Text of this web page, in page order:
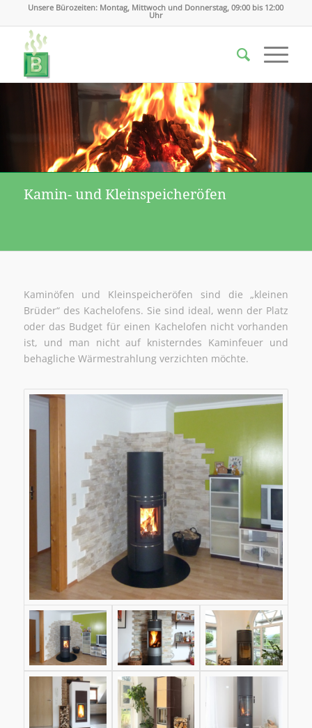
Unsere Bürozeiten: Montag, Mittwoch und Donnerstag, 09:00 bis 12:00
Uhr
Kamin- und Kleinspeicheröfen
Kaminöfen und Kleinspeicheröfen sind die „kleinen
Brüder“ des Kachelofens. Sie sind ideal, wenn der Platz
oder das Budget für einen Kachelofen nicht vorhanden
ist, und man nicht auf knisterndes Kaminfeuer und
behagliche Wärmestrahlung verzichten möchte.